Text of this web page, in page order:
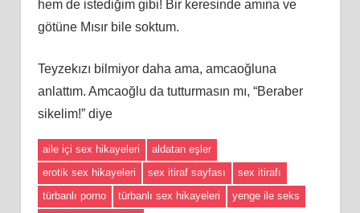
hem de istediğim gibi! Bir keresinde amına ve
götüne Mısır bile soktum.
Teyzekızı bilmiyor daha ama, amcaoğluna
anlattım. Amcaoğlu da tutturmasın mı, “Beraber
sikelim!” diye
aile içi sex hikayeleri
aldatan eşler
erotik sex hikayeleri
sex itiraf sayfası
sex itirafı
türbanlı porno
türbanlı sex hikayeleri yenge ile seks